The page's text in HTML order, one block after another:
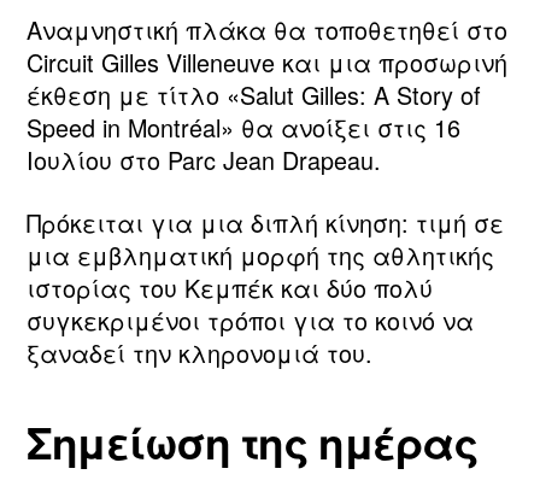
Αναμνηστική πλάκα θα τοποθετηθεί στο
Circuit Gilles Villeneuve και μια προσωρινή
έκθεση με τίτλο «Salut Gilles: A Story of
Speed in Montréal» θα ανοίξει στις 16
Ιουλίου στο Parc Jean Drapeau.
Πρόκειται για μια διπλή κίνηση: τιμή σε
μια εμβληματική μορφή της αθλητικής
ιστορίας του Κεμπέκ και δύο πολύ
συγκεκριμένοι τρόποι για το κοινό να
ξαναδεί την κληρονομιά του.
Σημείωση της ημέρας